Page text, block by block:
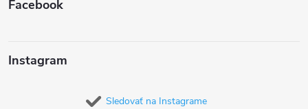
Facebook
Instagram
Sledovať na Instagrame